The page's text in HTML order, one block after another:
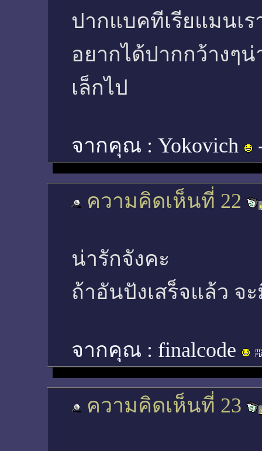
ปากแบคทีเรียแมนเ
อยากได้ปากกว้างๆ
เล็กไป
จากคุณ : Yokovich
ความคิดเห็นที่ 22
น่ารักจังคะ
ถ้าอันปังเสร็จแล้ว จ
จากคุณ : finalcode
ความคิดเห็นที่ 23